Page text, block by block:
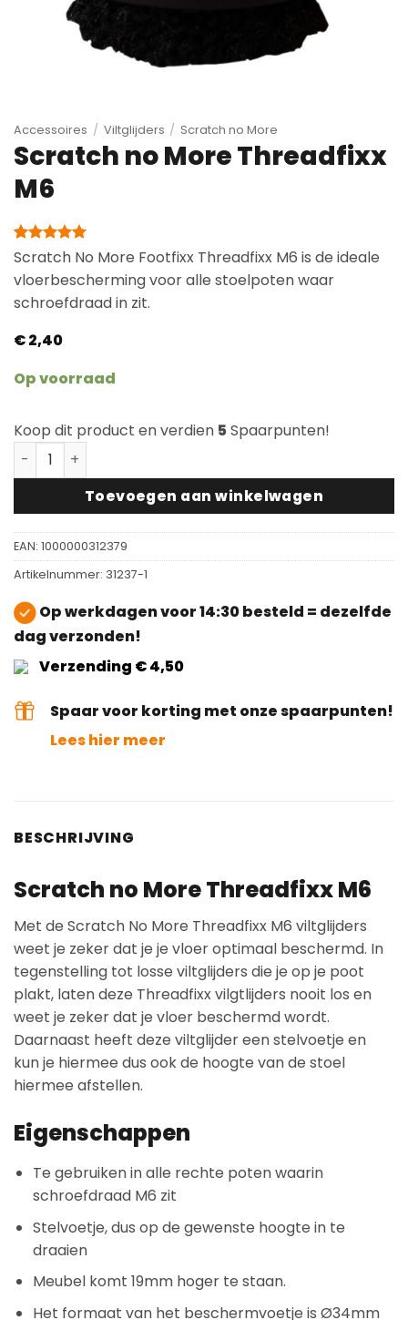
Accessoires / Viltglijders / Scratch no More
Scratch no More Threadfixx
M6
Gewaardeerd
gebaseerd
op
2
klantbeoordelingen
Scratch No More Footfixx Threadfixx M6 is de ideale
vloerbescherming voor alle stoelpoten waar
schroefdraad in zit.
€2,40
Op voorraad
Koop dit product en verdien 5Spaarpunten!
Scratch no More Threadfixx M6 aantal
Toevoegen aan winkelwagen
EAN: 1000000312379
Artikelnummer: 31237-1
Op werkdagen voor 14:30 besteld = dezelfde
dag verzonden!
Verzending € 4,50
Spaar voor korting met onze spaarpunten!
Lees hier meer
BESCHRIJVING
Scratch no More Threadfixx M6
Met de Scratch No More Threadfixx M6 viltglijders
weet je zeker dat je je vloer optimaal beschermd. In
tegenstelling tot losse viltglijders die je op je poot
plakt, laten deze Threadfixx vilgtlijders nooit los en
weet je zeker dat je vloer beschermd wordt.
Daarnaast heeft deze viltglijder een stelvoetje en
kun je hiermee dus ook de hoogte van de stoel
hiermee afstellen.
Eigenschappen
Te gebruiken in alle rechte poten waarin
schroefdraad M6 zit
Stelvoetje, dus op de gewenste hoogte in te
draaien
Meubel komt 19mm hoger te staan.
Het formaat van het beschermvoetje is Ø34mm